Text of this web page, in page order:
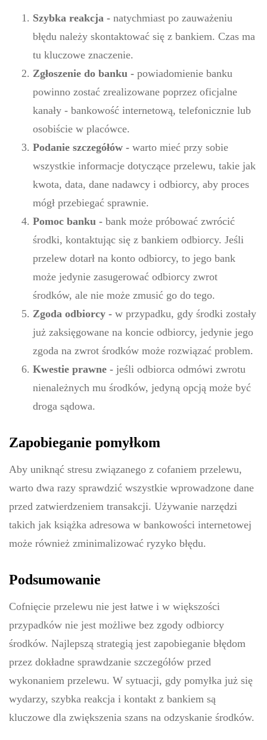
Szybka reakcja - natychmiast po zauważeniu
błędu należy skontaktować się z bankiem. Czas ma
tu kluczowe znaczenie.
Zgłoszenie do banku - powiadomienie banku
powinno zostać zrealizowane poprzez oficjalne
kanały - bankowość internetową, telefonicznie lub
osobiście w placówce.
Podanie szczegółów - warto mieć przy sobie
wszystkie informacje dotyczące przelewu, takie jak
kwota, data, dane nadawcy i odbiorcy, aby proces
mógł przebiegać sprawnie.
Pomoc banku - bank może próbować zwrócić
środki, kontaktując się z bankiem odbiorcy. Jeśli
przelew dotarł na konto odbiorcy, to jego bank
może jedynie zasugerować odbiorcy zwrot
środków, ale nie może zmusić go do tego.
Zgoda odbiorcy - w przypadku, gdy środki zostały
już zaksięgowane na koncie odbiorcy, jedynie jego
zgoda na zwrot środków może rozwiązać problem.
Kwestie prawne - jeśli odbiorca odmówi zwrotu
nienależnych mu środków, jedyną opcją może być
droga sądowa.
Zapobieganie pomyłkom
Aby uniknąć stresu związanego z cofaniem przelewu,
warto dwa razy sprawdzić wszystkie wprowadzone dane
przed zatwierdzeniem transakcji. Używanie narzędzi
takich jak książka adresowa w bankowości internetowej
może również zminimalizować ryzyko błędu.
Podsumowanie
Cofnięcie przelewu nie jest łatwe i w większości
przypadków nie jest możliwe bez zgody odbiorcy
środków. Najlepszą strategią jest zapobieganie błędom
przez dokładne sprawdzanie szczegółów przed
wykonaniem przelewu. W sytuacji, gdy pomyłka już się
wydarzy, szybka reakcja i kontakt z bankiem są
kluczowe dla zwiększenia szans na odzyskanie środków.